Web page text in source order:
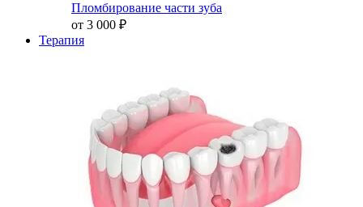
Пломбирование части зуба
от 3 000 ₽
Терапия